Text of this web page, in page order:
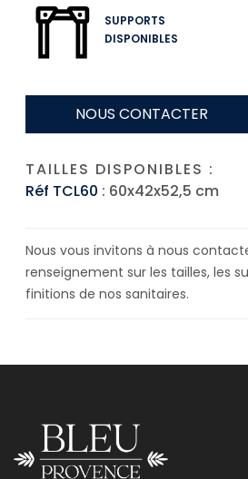
SUPPORTS
DISPONIBLES
NOUS CONTACTER
TAILLES DISPONIBLES :
Réf TCL60 : 60x42x52,5 cm
Nous vous invitons à nous
renseignement sur les tailles, les
finitions de nos sanitaires.